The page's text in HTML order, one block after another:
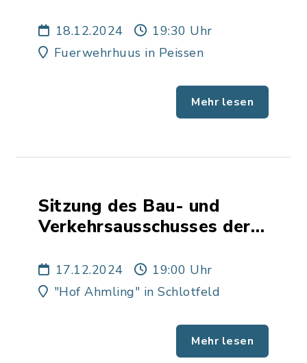
18.12.2024
19:30 Uhr
Fuerwehrhuus in Peissen
Mehr lesen
Sitzung des Bau- und
Verkehrsausschusses der
17.12.2024
19:00 Uhr
"Hof Ahmling" in Schlotfeld
Mehr lesen